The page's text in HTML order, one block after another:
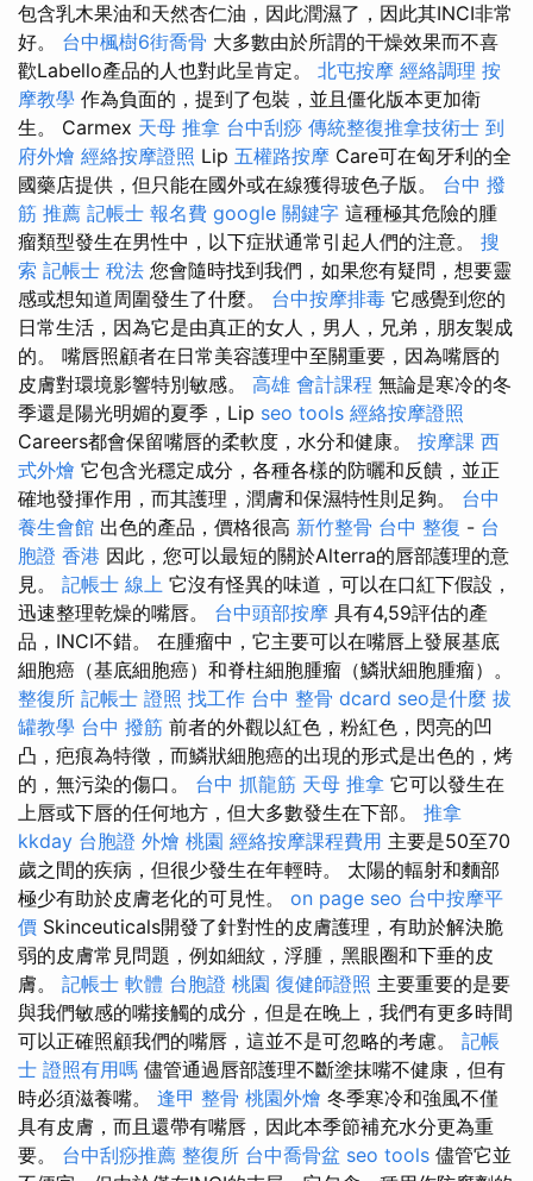
包含乳木果油和天然杏仁油，因此潤濕了，因此其INCI非常
好。 台中楓樹6街喬骨 大多數由於所謂的干燥效果而不喜
歡Labello產品的人也對此呈肯定。 北屯按摩 經絡調理 按
摩教學 作為負面的，提到了包裝，並且僵化版本更加衛
生。 Carmex 天母 推拿 台中刮痧 傳統整復推拿技術士 到
府外燴 經絡按摩證照 Lip 五權路按摩 Care可在匈牙利的全
國藥店提供，但只能在國外或在線獲得玻色子版。 台中 撥
筋 推薦 記帳士 報名費 google 關鍵字 這種極其危險的腫
瘤類型發生在男性中，以下症狀通常引起人們的注意。 搜
索 記帳士 稅法 您會隨時找到我們，如果您有疑問，想要靈
感或想知道周圍發生了什麼。 台中按摩排毒 它感覺到您的
日常生活，因為它是由真正的女人，男人，兄弟，朋友製成
的。 嘴唇照顧者在日常美容護理中至關重要，因為嘴唇的
皮膚對環境影響特別敏感。 高雄 會計課程 無論是寒冷的冬
季還是陽光明媚的夏季，Lip seo tools 經絡按摩證照
Careers都會保留嘴唇的柔軟度，水分和健康。 按摩課 西
式外燴 它包含光穩定成分，各種各樣的防曬和反饋，並正
確地發揮作用，而其護理，潤膚和保濕特性則足夠。 台中
養生會館 出色的產品，價格很高 新竹整骨 台中 整復 - 台
胞證 香港 因此，您可以最短的關於Alterra的唇部護理的意
見。 記帳士 線上 它沒有怪異的味道，可以在口紅下假設，
迅速整理乾燥的嘴唇。 台中頭部按摩 具有4,59評估的產
品，INCI不錯。 在腫瘤中，它主要可以在嘴唇上發展基底
細胞癌（基底細胞癌）和脊柱細胞腫瘤（鱗狀細胞腫瘤）。
整復所 記帳士 證照 找工作 台中 整骨 dcard seo是什麼 拔
罐教學 台中 撥筋 前者的外觀以紅色，粉紅色，閃亮的凹
凸，疤痕為特徵，而鱗狀細胞癌的出現的形式是出色的，烤
的，無污染的傷口。 台中 抓龍筋 天母 推拿 它可以發生在
上唇或下唇的任何地方，但大多數發生在下部。 推拿
kkday 台胞證 外燴 桃園 經絡按摩課程費用 主要是50至70
歲之間的疾病，但很少發生在年輕時。 太陽的輻射和麵部
極少有助於皮膚老化的可見性。 on page seo 台中按摩平
價 Skinceuticals開發了針對性的皮膚護理，有助於解決脆
弱的皮膚常見問題，例如細紋，浮腫，黑眼圈和下垂的皮
膚。 記帳士 軟體 台胞證 桃園 復健師證照 主要重要的是要
與我們敏感的嘴接觸的成分，但是在晚上，我們有更多時間
可以正確照顧我們的嘴唇，這並不是可忽略的考慮。 記帳
士 證照有用嗎 儘管通過唇部護理不斷塗抹嘴不健康，但有
時必須滋養嘴。 逢甲 整骨 桃園外燴 冬季寒冷和強風不僅
具有皮膚，而且還帶有嘴唇，因此本季節補充水分更為重
要。 台中刮痧推薦 整復所 台中喬骨盆 seo tools 儘管它並